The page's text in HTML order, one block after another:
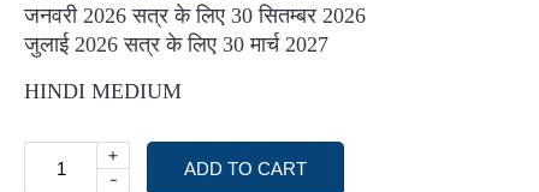
जनवरी 2026 सत्र के लिए 30 सितम्बर 2026
जुलाई 2026 सत्र के लिए 30 मार्च 2027
HINDI MEDIUM
-
+
ADD TO CART